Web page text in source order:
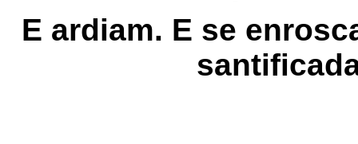
E ardiam. E se